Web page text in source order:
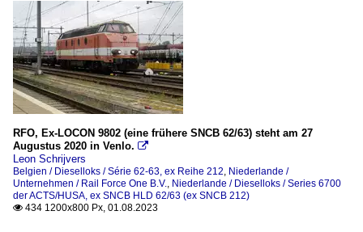
RFO, Ex-LOCON 9802 (eine frühere SNCB 62/63) steht am 27
Augustus 2020 in Venlo. 
Leon Schrijvers
Belgien / Dieselloks / Série 62-63, ex Reihe 212, Niederlande /
Unternehmen / Rail Force One B.V., Niederlande / Dieselloks / Series 6700
der ACTS/HUSA, ex SNCB HLD 62/63 (ex SNCB 212)
 434 1200x800 Px, 01.08.2023